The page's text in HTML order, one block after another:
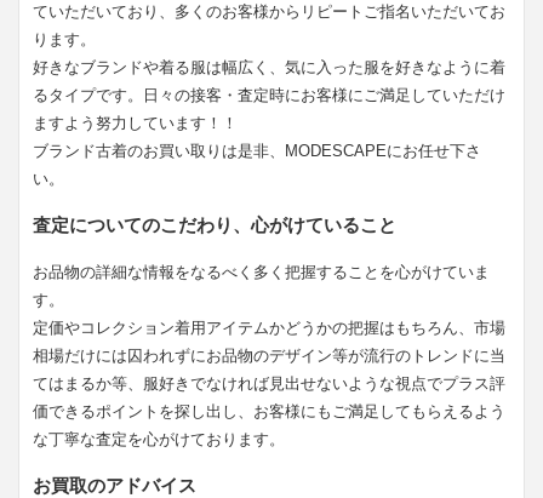
ていただいており、多くのお客様からリピートご指名いただいてお
ります。
好きなブランドや着る服は幅広く、気に入った服を好きなように着
るタイプです。日々の接客・査定時にお客様にご満足していただけ
ますよう努力しています！！
ブランド古着のお買い取りは是非、MODESCAPEにお任せ下さ
い。
査定についてのこだわり、心がけていること
お品物の詳細な情報をなるべく多く把握することを心がけていま
す。
定価やコレクション着用アイテムかどうかの把握はもちろん、市場
相場だけには囚われずにお品物のデザイン等が流行のトレンドに当
てはまるか等、服好きでなければ見出せないような視点でプラス評
価できるポイントを探し出し、お客様にもご満足してもらえるよう
な丁寧な査定を心がけております。
お買取のアドバイス